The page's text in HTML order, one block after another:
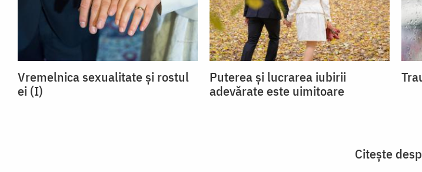
Vremelnica sexualitate și rostul
ei (I)
Puterea și lucrarea iubirii
adevărate este uimitoare
Citește